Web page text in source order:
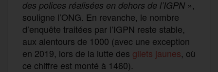
des polices réalisées en dehors de l’IGPN »,
souligne l’ONG. En revanche, le nombre
d’enquête traitées par l’IGPN reste stable,
aux alentours de 1000 (avec une exception
en 2019, lors de la lutte des gilets jaunes, où
ce chiffre est monté à 1460).